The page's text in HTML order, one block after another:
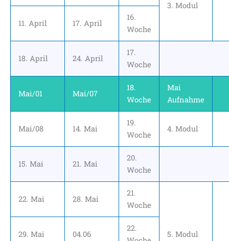
3. Modul
11. April
17. April
16.
Woche
18. April 24. April
17.
Woche
Mai/01 Mai/07
18.
Woche
Mai
Aufnahme
Mai/08 14. Mai
19.
Woche
4. Modul
15. Mai 21. Mai
20.
Woche
22. Mai 28. Mai
21.
Woche
5. Modul
29. Mai 04.06
22.